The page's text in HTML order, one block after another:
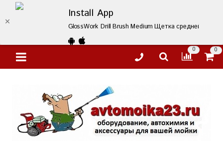
Install App
GlossWork Drill Brush Medium Щетка средней
0 0